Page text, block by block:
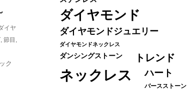
イヤ
, 節目 ,
ク
ダイヤモンド
ダイヤモンドジュエリー
ダイヤモンドネックレス
ダンシングストーン トレンド
ネックレス ハート
バースストーン